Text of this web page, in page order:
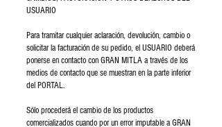
USUARIO
Para tramitar cualquier aclaración, devolución, cambio o
solicitar la facturación de su pedido, el USUARIO deberá
ponerse en contacto con GRAN MITLA a través de los
medios de contacto que se muestran en la parte inferior
del PORTAL.
Sólo procederá el cambio de los productos
comercializados cuando por un error imputable a GRAN